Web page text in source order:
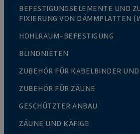
BEFESTIGUNGSELEMENTE UND
FIXIERUNG VON DÄMMPLATTEN
HOHLRAUM-BEFESTIGUNG
BLINDNIETEN
ZUBEHÖR FÜR KABELBINDER
ZUBEHÖR FÜR ZÄUNE
GESCHÜTZTER ANBAU
ZÄUNE UND KÄFIGE